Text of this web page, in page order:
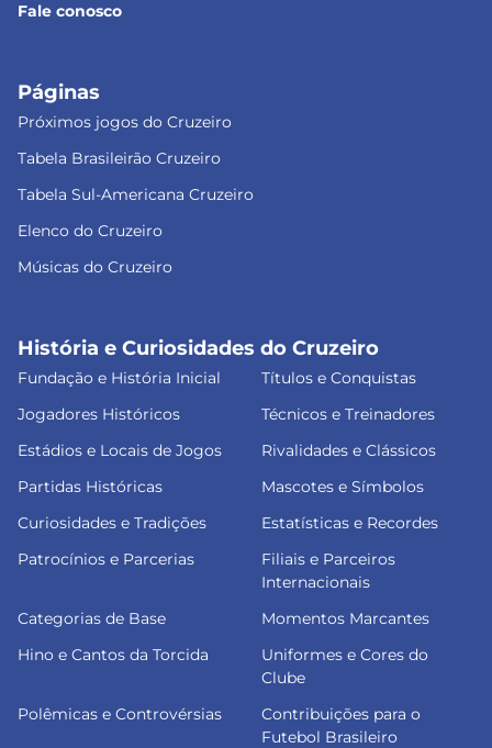
Fale conosco
Páginas
Próximos jogos do Cruzeiro
Tabela Brasileirão Cruzeiro
Tabela Sul-Americana Cruzeiro
Elenco do Cruzeiro
Músicas do Cruzeiro
História e Curiosidades do Cruzeiro
Fundação e História Inicial
Títulos e Conquistas
Jogadores Históricos
Técnicos e Treinadores
Estádios e Locais de Jogos
Rivalidades e Clássicos
Partidas Históricas
Mascotes e Símbolos
Curiosidades e Tradições
Estatísticas e Recordes
Patrocínios e Parcerias
Filiais e Parceiros
Internacionais
Categorias de Base
Momentos Marcantes
Hino e Cantos da Torcida
Uniformes e Cores do
Clube
Polêmicas e Controvérsias
Contribuições para o
Futebol Brasileiro